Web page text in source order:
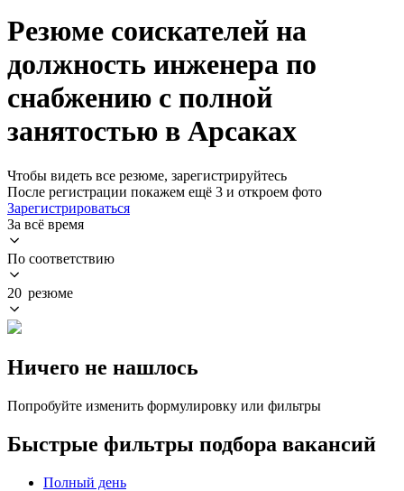
Резюме соискателей на
должность инженера по
снабжению с полной
занятостью в Арсаках
Чтобы видеть все резюме, зарегистрируйтесь
После регистрации покажем ещё 3 и откроем фото
Зарегистрироваться
За всё время
По соответствию
20 резюме
Ничего не нашлось
Попробуйте изменить формулировку или фильтры
Быстрые фильтры подбора вакансий
Полный день